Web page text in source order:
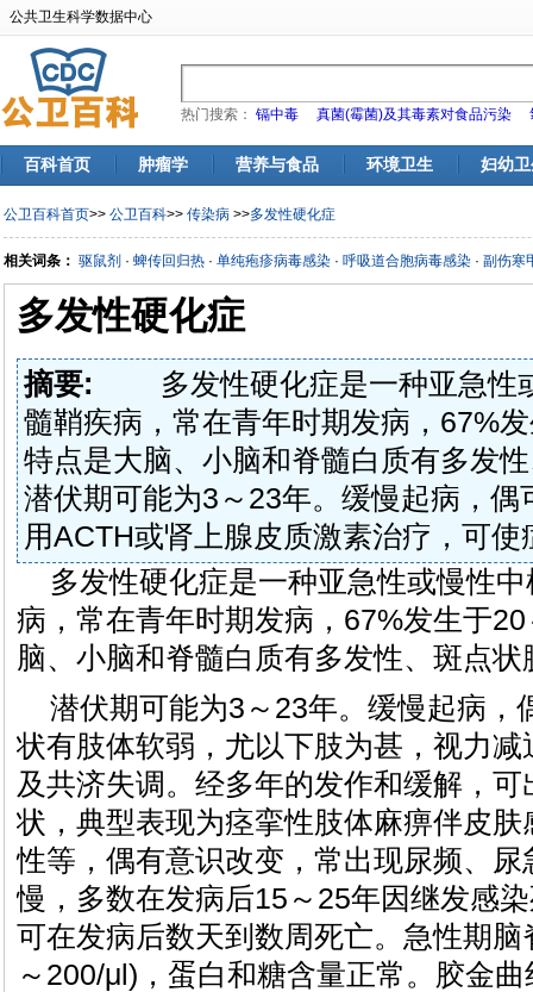
公共卫生科学数据中心
热门搜索： 镉中毒 真菌(霉菌)及其毒素对食品污染
百科首页 肿瘤学 营养与食品 环境卫生 妇幼
公卫百科首页>> 公卫百科>> 传染病 >>多发性硬化症
相关词条： 驱鼠剂 · 蜱传回归热 · 单纯疱疹病毒感染 · 呼吸道合胞病毒感染 · 副伤寒
多发性硬化症
摘要: 多发性硬化症是一种亚急性
髓鞘疾病，常在青年时期发病，67%
特点是大脑、小脑和脊髓白质有多发
潜伏期可能为3～23年。缓慢起病，偶
用ACTH或肾上腺皮质激素治疗，可使
多发性硬化症是一种亚急性或慢性
病，常在青年时期发病，67%发生于
脑、小脑和脊髓白质有多发性、斑点状
潜伏期可能为3～23年。缓慢起病，
状有肢体软弱，尤以下肢为甚，视力
及共济失调。经多年的发作和缓解，
状，典型表现为痉挛性肢体麻痹伴皮
性等，偶有意识改变，常出现尿频、
慢，多数在发病后15～25年因继发感
可在发病后数天到数周死亡。急性期
～200/μl)，蛋白和糖含量正常。胶金